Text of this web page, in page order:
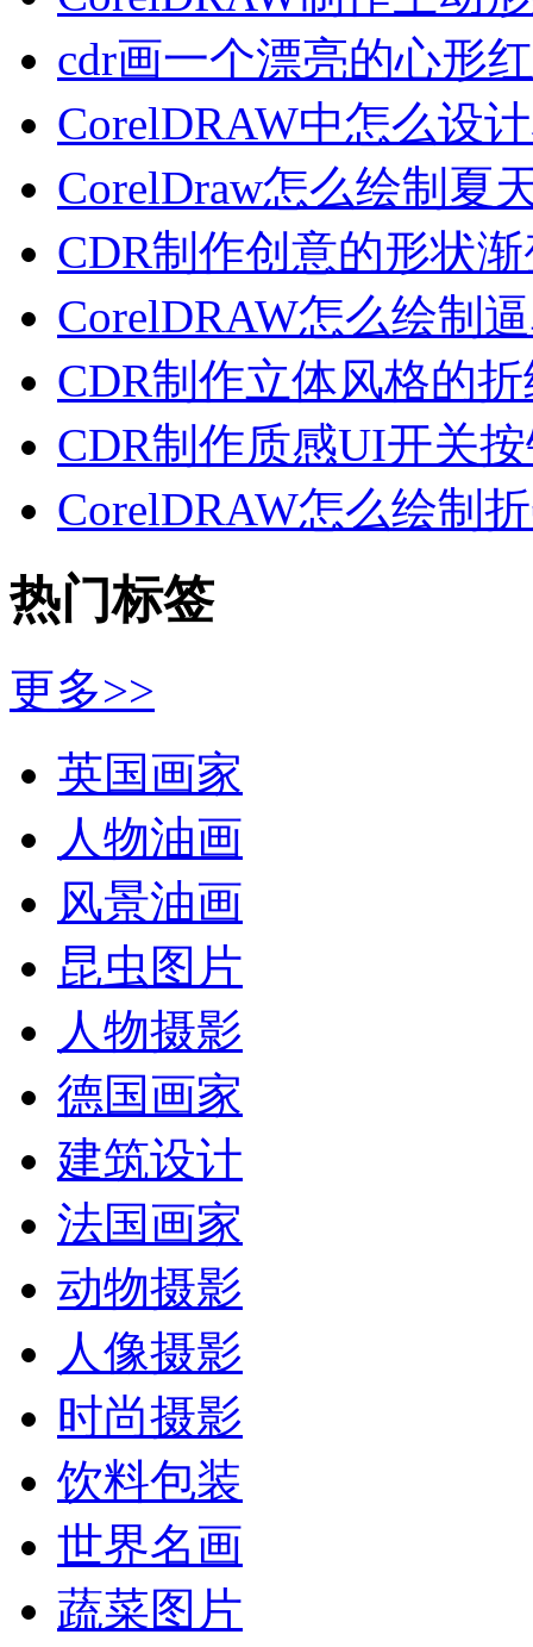
cdr画一个漂亮的心形
CorelDRAW中怎么设
CorelDraw怎么绘制夏
CDR制作创意的形状
CorelDRAW怎么绘制
CDR制作立体风格的
CDR制作质感UI开关
CorelDRAW怎么绘制
热门标签
更多>>
英国画家
人物油画
风景油画
昆虫图片
人物摄影
德国画家
建筑设计
法国画家
动物摄影
人像摄影
时尚摄影
饮料包装
世界名画
蔬菜图片